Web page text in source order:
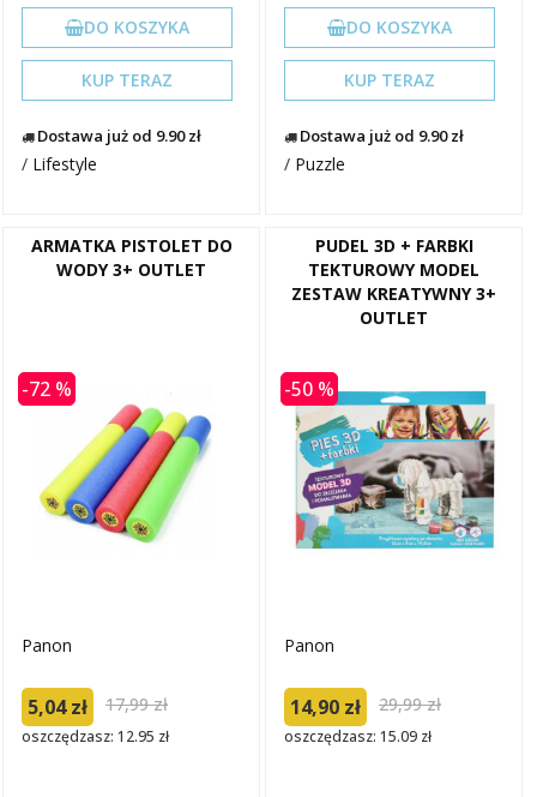
DO KOSZYKA
KUP TERAZ
Dostawa już od 9.90 zł
/ Lifestyle
DO KOSZYKA
KUP TERAZ
Dostawa już od 9.90 zł
/ Puzzle
ARMATKA PISTOLET DO
WODY 3+ OUTLET
-72 %
Panon
5,04 zł 17,99 zł
oszczędzasz: 12.95 zł
PUDEL 3D + FARBKI
TEKTUROWY MODEL
ZESTAW KREATYWNY 3+
OUTLET
-50 %
Panon
14,90 zł 29,99 zł
oszczędzasz: 15.09 zł